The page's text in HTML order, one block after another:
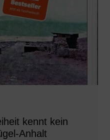
kennt kein
Anhalt